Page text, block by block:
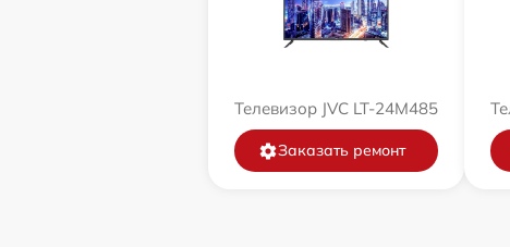
Телевизор JVC LT-24M485
Заказать ремонт